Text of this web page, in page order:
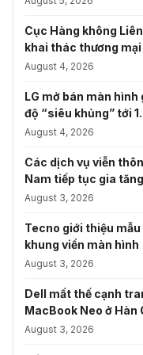
Cục Hàng không
khai thác thương
August 4, 2026
LG mở bán màn
độ “siêu khủng” tới
August 4, 2026
Các dịch vụ viễn
Nam tiếp tục gia
August 3, 2026
Tecno giới thiệu
khung viền màn hình
August 3, 2026
Dell mất thế cạnh
MacBook Neo ở Hàn
August 3, 2026